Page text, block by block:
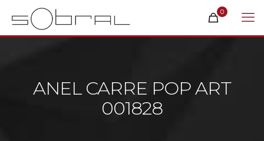
0
ANEL CARRE POP ART
001828